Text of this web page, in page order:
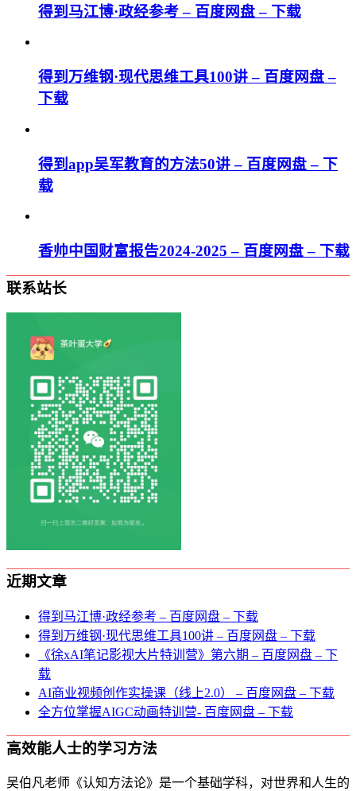
得到马江博·政经参考 – 百度网盘 – 下载
得到万维钢·现代思维⼯具100讲 – 百度网盘 –
下载
得到app吴军教育的方法50讲 – 百度网盘 – 下
载
香帅中国财富报告2024-2025 – 百度网盘 – 下载
联系站长
近期文章
得到马江博·政经参考 – 百度网盘 – 下载
得到万维钢·现代思维⼯具100讲 – 百度网盘 – 下载
《徐xAI笔记影视大片特训营》第六期 – 百度网盘 – 下
载
AI商业视频创作实操课（线上2.0） – 百度网盘 – 下载
全方位掌握AIGC动画特训营- 百度网盘 – 下载
高效能人士的学习方法
吴伯凡老师《认知方法论》是一个基础学科，对世界和人生的